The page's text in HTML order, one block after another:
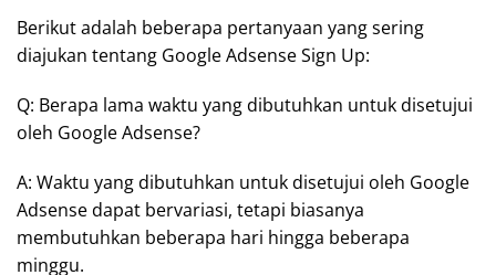
Berikut adalah beberapa pertanyaan yang sering
diajukan tentang Google Adsense Sign Up:
Q: Berapa lama waktu yang dibutuhkan untuk disetujui
oleh Google Adsense?
A: Waktu yang dibutuhkan untuk disetujui oleh Google
Adsense dapat bervariasi, tetapi biasanya
membutuhkan beberapa hari hingga beberapa
minggu.